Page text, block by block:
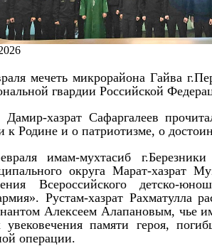
мечеть микрорайона Гайва
гвардии Российской
хазрат Сафаргалеев
к Родине и о патриотизме, о
имам-мухтасиб
округа Марат-хазрат
Всероссийского детско-
Рустам-хазрат Рахматулла
Алексеем Алапановым, чье
увековечения памяти героя,
операции.